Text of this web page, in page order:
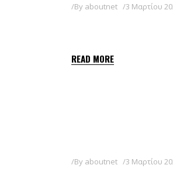
By aboutnet 3 Μαρτίου
READ MORE
By aboutnet 3 Μαρτίου